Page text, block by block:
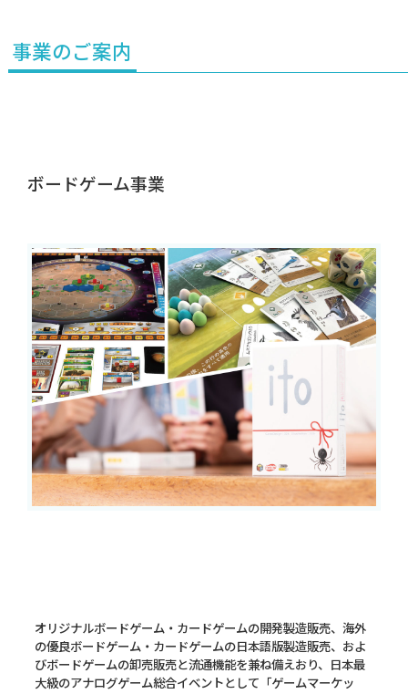
事業のご案内
ボードゲーム事業
オリジナルボードゲーム・カードゲームの開発製造販売、海外
の優良ボードゲーム・カードゲームの日本語版製造販売、およ
びボードゲームの卸売販売と流通機能を兼ね備えおり、日本最
大級のアナログゲーム総合イベントとして「ゲームマーケッ